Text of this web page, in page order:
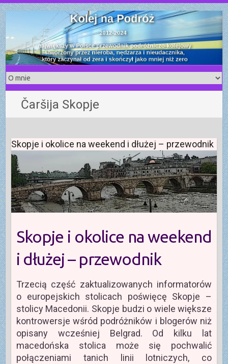
S
k
i
p
t
o
c
o
n
t
e
n
t
Čaršija Skopje
Skopje i okolice na weekend i dłużej – przewodnik
Skopje i okolice na weekend
i dłużej – przewodnik
Trzecią część zaktualizowanych informatorów
o europejskich stolicach poświęcę Skopje –
stolicy Macedonii. Skopje budzi o wiele większe
kontrowersje wśród podróżników i blogerów niż
opisany wcześniej Belgrad. Od kilku lat
macedońska stolica może się pochwalić
połączeniami tanich linii lotniczych, co